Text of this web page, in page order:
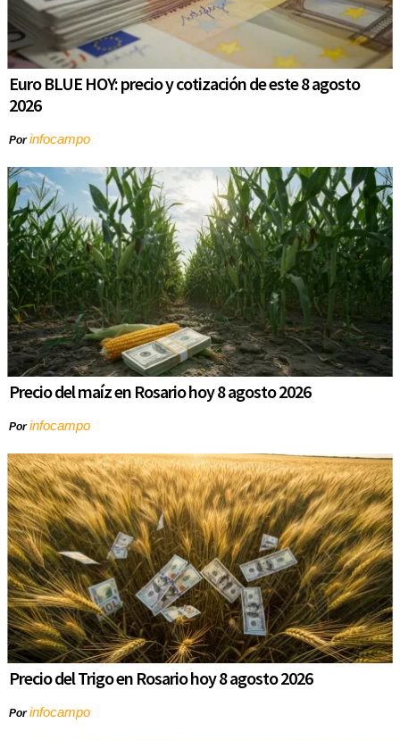
Euro BLUE HOY: precio y cotización de este 8 agosto
2026
Porinfocampo
Precio del maíz en Rosario hoy 8 agosto 2026
Porinfocampo
Precio del Trigo en Rosario hoy 8 agosto 2026
Porinfocampo